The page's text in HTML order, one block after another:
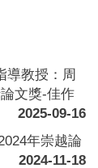
導教授：周
文獎-佳作
2025-09-16
年崇越論
2024-11-18